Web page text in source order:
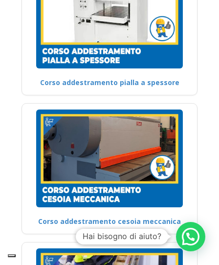
Corso addestramento pialla a spessore
Corso addestramento cesoia meccanica